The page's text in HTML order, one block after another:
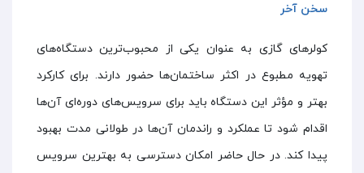
سخن آخر
کولر‌های گازی به عنوان یکی از محبوب‌ترین دستگاه‌های
تهویه مطبوع در اکثر ساختمان‌ها حضور دارند. برای کارکرد
بهتر و مؤثر این دستگاه باید برای سرویس‌های دوره‌ای آن‌ها
اقدام شود تا عملکرد و راندمان آن‌ها در طولانی مدت بهبود
پیدا کند. در حال حاضر امکان دسترسی به بهترین سرویس